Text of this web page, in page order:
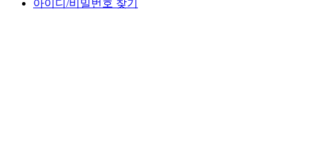
아이디/비밀번호 찾기